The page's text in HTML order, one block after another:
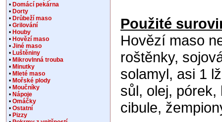
Použité
Hovězí maso
roštěnky,
solamyl, asi 1
sůl, olej, pórek,
cibule,
• Domácí pekárna
• Dorty
• Drůbeží maso
• Grilování
• Houby
• Hovězí maso
• Jiné maso
• Luštěniny
• Mikrovlnná trouba
• Minutky
• Mleté maso
• Mořské plody
• Moučníky
• Nápoje
• Omáčky
• Ostatní
• Pizzy